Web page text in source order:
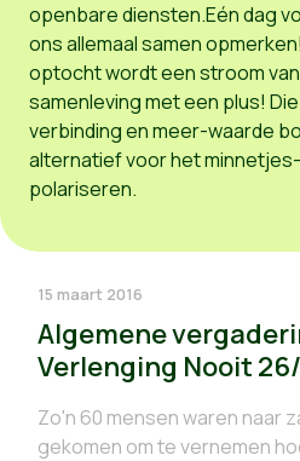
openbare diensten.Eén dag
ons allemaal samen
optocht wordt een stroom
samenleving met een plus!
verbinding en meer-waarde
alternatief voor het
polariseren.
15 maart 2016
Algemene
Verlenging Nooit
Zo'n 60 mensen waren naar
gekomen om te vernemen